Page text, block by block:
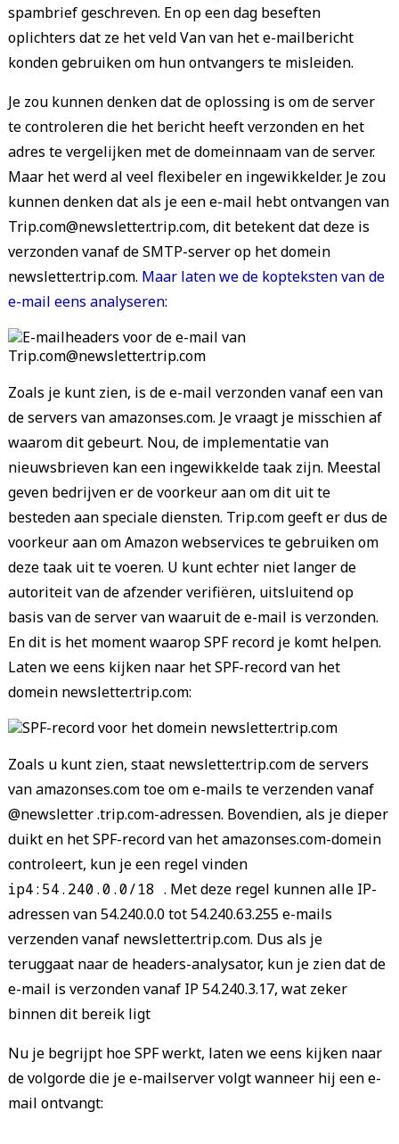
spambrief geschreven. En op een dag beseften
oplichters dat ze het veld Van van het e-mailbericht
konden gebruiken om hun ontvangers te misleiden.
Je zou kunnen denken dat de oplossing is om de server
te controleren die het bericht heeft verzonden en het
adres te vergelijken met de domeinnaam van de server.
Maar het werd al veel flexibeler en ingewikkelder. Je zou
kunnen denken dat als je een e-mail hebt ontvangen van
Trip.com@newsletter.trip.com, dit betekent dat deze is
verzonden vanaf de SMTP-server op het domein
newsletter.trip.com. Maar laten we de kopteksten van de
e-mail eens analyseren:
Zoals je kunt zien, is de e-mail verzonden vanaf een van
de servers van amazonses.com. Je vraagt je misschien af
waarom dit gebeurt. Nou, de implementatie van
nieuwsbrieven kan een ingewikkelde taak zijn. Meestal
geven bedrijven er de voorkeur aan om dit uit te
besteden aan speciale diensten. Trip.com geeft er dus de
voorkeur aan om Amazon webservices te gebruiken om
deze taak uit te voeren. U kunt echter niet langer de
autoriteit van de afzender verifiëren, uitsluitend op
basis van de server van waaruit de e-mail is verzonden.
En dit is het moment waarop SPF record je komt helpen.
Laten we eens kijken naar het SPF-record van het
domein newsletter.trip.com:
Zoals u kunt zien, staat newsletter.trip.com de servers
van amazonses.com toe om e-mails te verzenden vanaf
@newsletter .trip.com-adressen. Bovendien, als je dieper
duikt en het SPF-record van het amazonses.com-domein
controleert, kun je een regel vinden
ip4:54.240.0.0/18 . Met deze regel kunnen alle IP-
adressen van 54.240.0.0 tot 54.240.63.255 e-mails
verzenden vanaf newsletter.trip.com. Dus als je
teruggaat naar de headers-analysator, kun je zien dat de
e-mail is verzonden vanaf IP 54.240.3.17, wat zeker
binnen dit bereik ligt
Nu je begrijpt hoe SPF werkt, laten we eens kijken naar
de volgorde die je e-mailserver volgt wanneer hij een e-
mail ontvangt: